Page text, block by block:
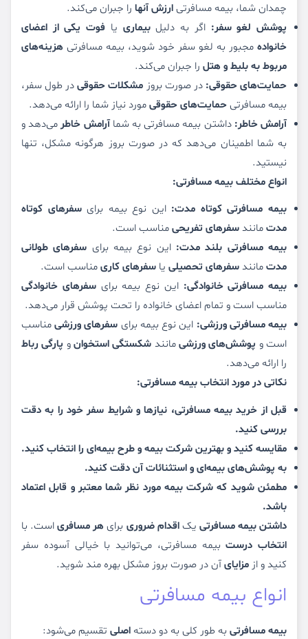
چمدان شما، بیمه مسافرتیارزش آنها را جبران می‌کند.
پوشش لغو سفر: اگر به دلیلبیماری یا فوت یکی از اعضای
خانواده مجبور به لغو سفر خود شوید، بیمه مسافرتی هزینه‌های
مربوط به بلیط و هتل را جبران می‌کند.
حمایت‌های حقوقی: در صورت بروز مشکلات حقوقیدر طول سفر،
بیمه مسافرتیحمایت‌های حقوقیمورد نیاز شما را ارائه می‌دهد.
آرامش خاطر: داشتن بیمه مسافرتی به شماآرامش خاطرمی‌دهد و
به شما اطمینان می‌دهد که در صورت بروز هرگونه مشکل، تنها
نیستید.
انواع مختلف بیمه مسافرتی:
بیمه مسافرتی کوتاه مدت: این نوع بیمه برایسفرهای کوتاه
مدتمانندسفرهای تفریحیمناسب است.
بیمه مسافرتی بلند مدت: این نوع بیمه برای سفرهای طولانی
مدتمانندسفرهای تحصیلی یا سفرهای کاریمناسب است.
بیمه مسافرتی خانوادگی: این نوع بیمه برایسفرهای خانوادگی
مناسب است و تمام اعضای خانواده را تحت پوشش قرار می‌دهد.
بیمه مسافرتی ورزشی: این نوع بیمه برای سفرهای ورزشیمناسب
است و پوشش‌های ورزشیمانند شکستگی استخوانو پارگی رباط
را ارائه می‌دهد.
نکاتی در مورد انتخاب بیمه مسافرتی:
قبل از خرید بیمه مسافرتی، نیازها و شرایط سفر خود را به دقت
بررسی کنید.
مقایسه کنید و بهترین شرکت بیمه و طرح بیمه‌ای را انتخاب کنید.
به پوشش‌های بیمه‌ای و استثنائات آن دقت کنید.
مطمئن شوید که شرکت بیمه مورد نظر شما معتبر و قابل اعتماد
باشد.
داشتن بیمه مسافرتی یکاقدام ضروری برای هر مسافریاست. با
انتخاب درستبیمه مسافرتی، می‌توانید با خیالی آسوده سفر
کنید و از مزایایآن در صورت بروز مشکل بهره مند شوید.
انواع بیمه مسافرتی
بیمه مسافرتی به طور کلی به دو دسته اصلی تقسیم می‌شود: